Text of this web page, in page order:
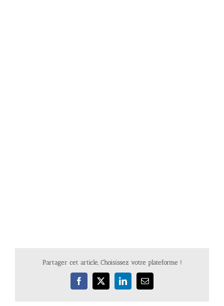
Partager cet article, Choisissez votre plateforme !
Facebook
X LinkedInEmail